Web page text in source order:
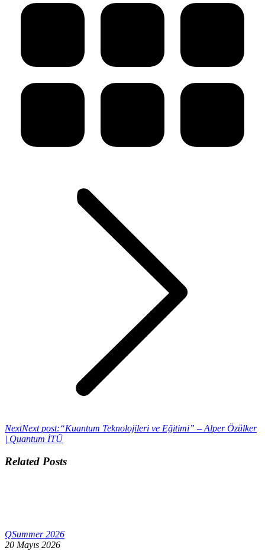
NextNext post:“Kuantum Teknolojileri ve Eğitimi” – Alper Özülker
| Quantum İTÜ
Related Posts
QSummer 2026
20 Mayıs 2026